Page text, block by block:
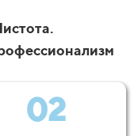
02